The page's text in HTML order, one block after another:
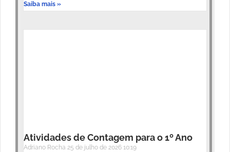
Saiba mais »
Atividades de Contagem para o 1º Ano
Adriano Rocha 25 de julho de 2026 10:19